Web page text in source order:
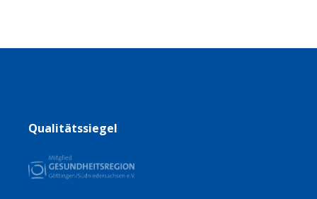
Qualitätssiegel